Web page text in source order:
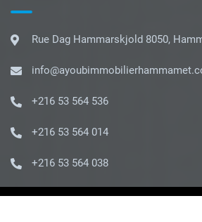
Rue Dag Hammarskjold 8050,
+216 53 564 536
+216 53 564 014
+216 53 564 038